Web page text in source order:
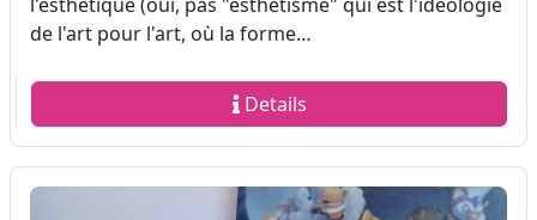
de l'art pour l'art, où la forme…
Details